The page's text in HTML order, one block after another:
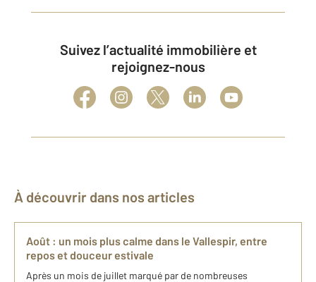
Suivez l’actualité immobilière et
rejoignez-nous
À découvrir dans nos articles
Août : un mois plus calme dans le Vallespir, entre
repos et douceur estivale
Après un mois de juillet marqué par de nombreuses